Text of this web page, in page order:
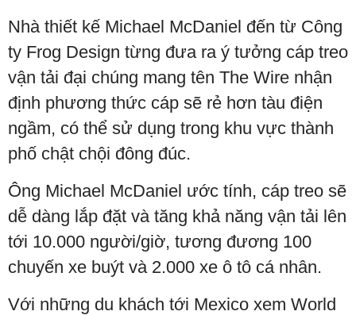
Nhà thiết kế Michael McDaniel đến từ Công
ty Frog Design từng đưa ra ý tưởng cáp treo
vận tải đại chúng mang tên The Wire nhận
định phương thức cáp sẽ rẻ hơn tàu điện
ngầm, có thể sử dụng trong khu vực thành
phố chật chội đông đúc.
Ông Michael McDaniel ước tính, cáp treo sẽ
dễ dàng lắp đặt và tăng khả năng vận tải lên
tới 10.000 người/giờ, tương đương 100
chuyến xe buýt và 2.000 xe ô tô cá nhân.
Với những du khách tới Mexico xem World